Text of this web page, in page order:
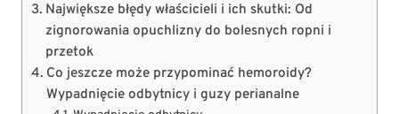
Największe błędy właścicieli i ich skutki: Od
zignorowania opuchlizny do bolesnych ropni i
przetok
Co jeszcze może przypominać hemoroidy?
Wypadnięcie odbytnicy i guzy perianalne